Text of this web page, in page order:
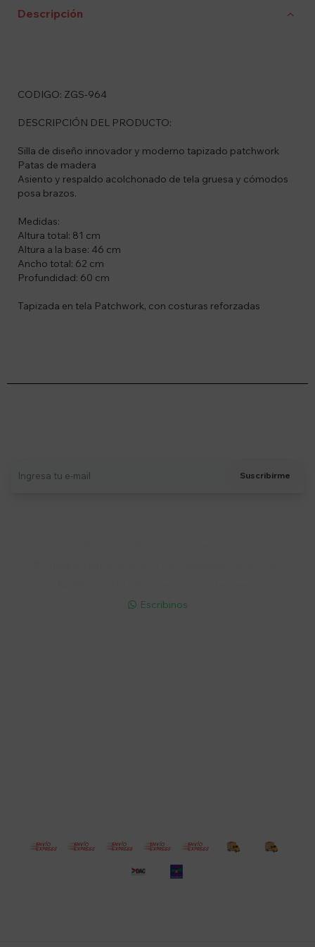
Descripción
CODIGO: ZGS-964
DESCRIPCIÓN DEL PRODUCTO:
Silla de diseño innovador y moderno tapizado patchwork
Patas de madera
Asiento y respaldo acolchonado de tela gruesa y cómodos
posa brazos.
Medidas:
Altura total: 81 cm
Altura a la base: 46 cm
Ancho total: 62 cm
Profundidad: 60 cm
Tapizada en tela Patchwork, con costuras reforzadas
Suscribirme
 Escribinos